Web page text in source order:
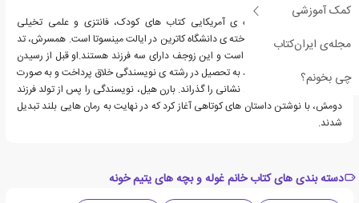
کمک آموزشی
مجله‌ی ایران‌کتاب
چی بخونم؟
کلی بارن هیل، نویسنده ی آمریکایی کتاب های کودک، فانتزی و علمی تخیلی
است.بارن هیل دانش آموخته ی دانشگاه کاترین در ایالت مینسوتا است. همسرش، تد
بارن هیل، مهندس معمار است و این زوجف دارای سه فرزند هستند.او قبل از رسیدن
به موفقیت در نویسندگی، به تحصیل در رشته ی نویسندگی خلاق پرداخت و به صورت
داوطلبانه، دوره های آتش نشانی را گذراند. بارن هیل، نویسندگی را پس از تولد فرزند
دومش، با نوشتن داستان های کوتاهی آغاز کرد که در نهایت به رمان هایی بلند تبدیل
شدند.
دسته بندی های کتاب خانم غوله و بچه های یتیم خونه